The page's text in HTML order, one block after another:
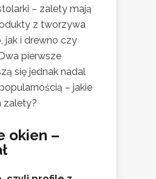
– zalety mają
z tworzywa
jak i drewno czy
pierwsze
się jednak nadal
– jakie
zalety?
okien –